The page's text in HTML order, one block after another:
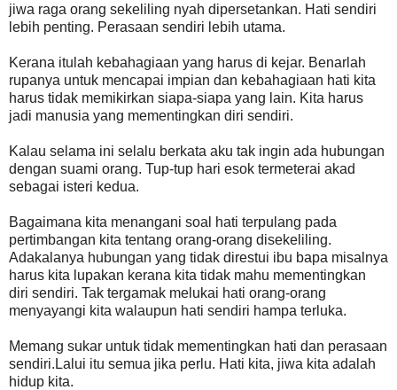
jiwa raga orang sekeliling nyah dipersetankan. Hati sendiri
lebih penting. Perasaan sendiri lebih utama.
Kerana itulah kebahagiaan yang harus di kejar. Benarlah
rupanya untuk mencapai impian dan kebahagiaan hati kita
harus tidak memikirkan siapa-siapa yang lain. Kita harus
jadi manusia yang mementingkan diri sendiri.
Kalau selama ini selalu berkata aku tak ingin ada hubungan
dengan suami orang. Tup-tup hari esok termeterai akad
sebagai isteri kedua.
Bagaimana kita menangani soal hati terpulang pada
pertimbangan kita tentang orang-orang disekeliling.
Adakalanya hubungan yang tidak direstui ibu bapa misalnya
harus kita lupakan kerana kita tidak mahu mementingkan
diri sendiri. Tak tergamak melukai hati orang-orang
menyayangi kita walaupun hati sendiri hampa terluka.
Memang sukar untuk tidak mementingkan hati dan perasaan
sendiri.Lalui itu semua jika perlu. Hati kita, jiwa kita adalah
hidup kita.